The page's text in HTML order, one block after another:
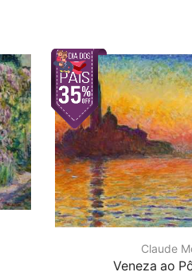
Claude
Veneza ao